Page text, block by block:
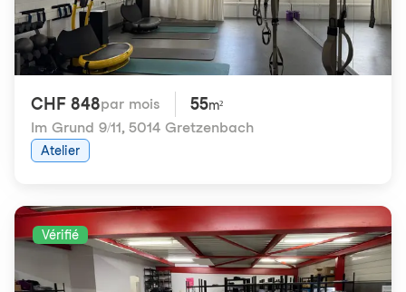
CHF 848par mois 55m²
Im Grund 9/11, 5014 Gretzenbach
Atelier
Vérifié